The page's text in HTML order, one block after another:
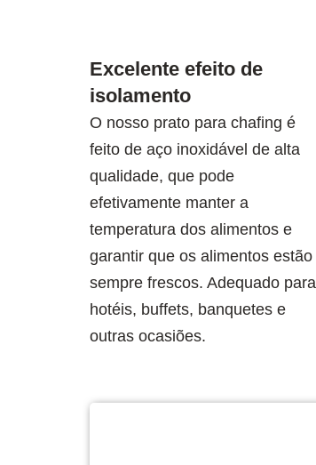
Excelente efeito de
isolamento
O nosso prato para chafing é
feito de aço inoxidável de alta
qualidade, que pode
efetivamente manter a
temperatura dos alimentos e
garantir que os alimentos estão
sempre frescos. Adequado para
hotéis, buffets, banquetes e
outras ocasiões.